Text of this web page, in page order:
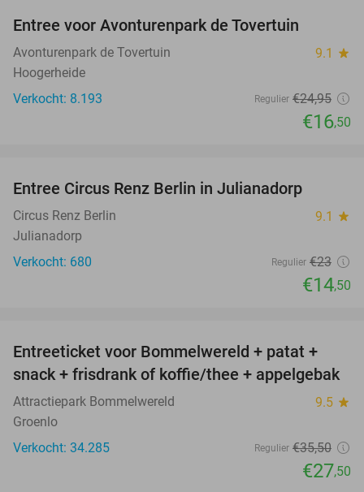
TODAY
Entree voor Avonturenpark de Tovertuin
Avonturenpark de Tovertuin 9.1 star
Hoogerheide
Verkocht: 8.193
Regulier €24,95
€16,50
Entree Circus Renz Berlin in Julianadorp
Circus Renz Berlin 9.1 star
Julianadorp
Verkocht: 680
Regulier €23
€14,50
23%
Entreeticket voor Bommelwereld + patat +
snack + frisdrank of koffie/thee + appelgebak
Attractiepark Bommelwereld 9.5 star
Groenlo
Verkocht: 34.285
Regulier €35,50
€27,50